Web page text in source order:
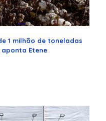
1 milhão de toneladas
Etene